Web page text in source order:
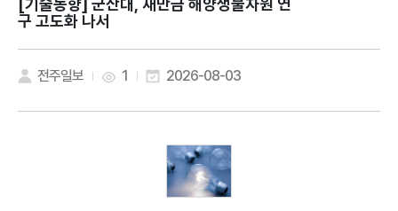
[기술동향]
구 고도화 나서
전주일보 1 2026-08-03